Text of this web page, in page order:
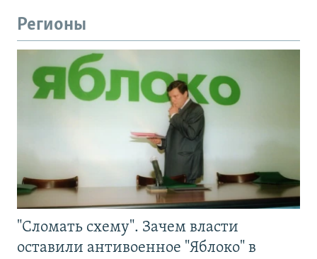
Регионы
"Сломать схему". Зачем власти
оставили антивоенное "Яблоко" в